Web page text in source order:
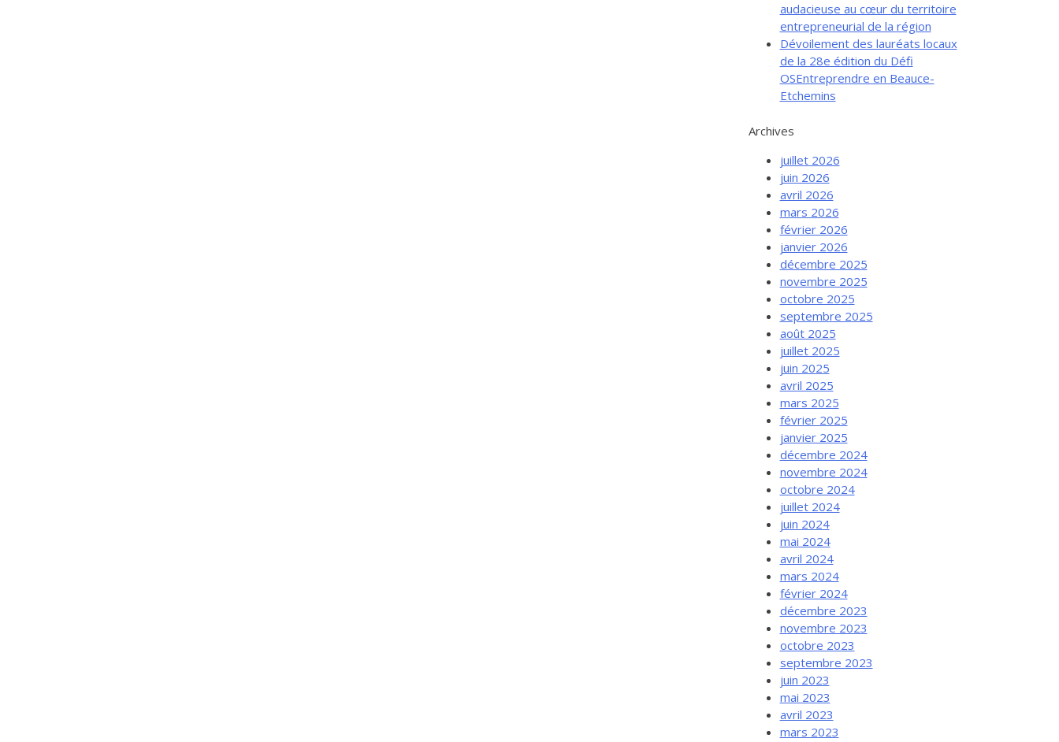
audacieuse au cœur du territoire
entrepreneurial de la région
Dévoilement des lauréats locaux
de la 28e édition du Défi
OSEntreprendre en Beauce-
Etchemins
Archives
juillet 2026
juin 2026
avril 2026
mars 2026
février 2026
janvier 2026
décembre 2025
novembre 2025
octobre 2025
septembre 2025
août 2025
juillet 2025
juin 2025
avril 2025
mars 2025
février 2025
janvier 2025
décembre 2024
novembre 2024
octobre 2024
juillet 2024
juin 2024
mai 2024
avril 2024
mars 2024
février 2024
décembre 2023
novembre 2023
octobre 2023
septembre 2023
juin 2023
mai 2023
avril 2023
mars 2023